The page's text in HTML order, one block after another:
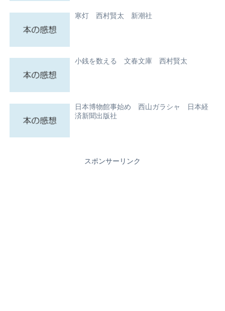
寒灯 西村賢太 新潮社
小銭を数える 文春文庫 西村賢太
日本博物館事始め 西山ガラシャ 日本経
済新聞出版社
スポンサーリンク